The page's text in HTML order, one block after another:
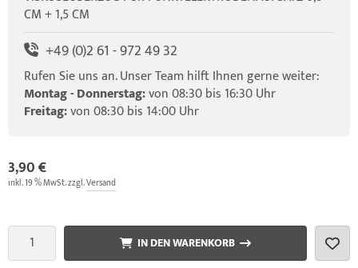
CM + 1,5 CM
+49 (0)2 61 - 972 49 32
Rufen Sie uns an. Unser Team hilft Ihnen gerne weiter:
Montag - Donnerstag:von 08:30 bis 16:30 Uhr
Freitag:von 08:30 bis 14:00 Uhr
3,90 €
inkl. 19 % MwSt. zzgl.Versand
IN DEN WARENKORB